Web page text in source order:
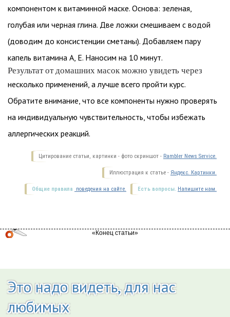
компонентом к витаминной маске. Основа: зеленая,
голубая или черная глина. Две ложки смешиваем с водой
(доводим до консистенции сметаны). Добавляем пару
капель витамина А, Е. Наносим на 10 минут.
Результат от домашних масок можно увидеть через
несколько применений, а лучше всего пройти курс.
Обратите внимание, что все компоненты нужно проверять
на индивидуальную чувствительность, чтобы избежать
аллергических реакций.
Цитирование статьи, картинки - фото скриншот - Rambler News Service.
Иллюстрация к статье - Яндекс. Картинки.
Есть вопросы. Напишите нам.
Общие правила поведения на сайте.
Это надо видеть, для нас
любимых